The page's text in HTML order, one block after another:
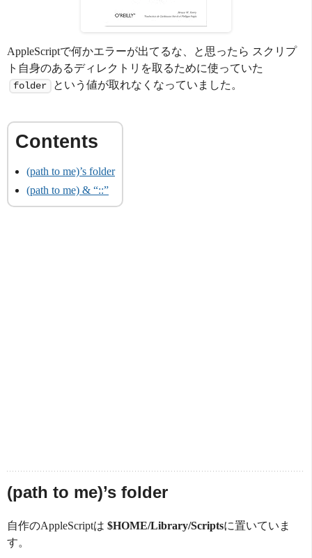
AppleScriptで何かエラーが出てるな、と思ったら スクリプ
ト自身のあるディレクトリを取るために使っていた
folder という値が取れなくなっていました。
(path to me)’s folder
(path to me) & “::”
(path to me)’s folder
自作のAppleScriptは $HOME/Library/Scriptsに置いていま
す。